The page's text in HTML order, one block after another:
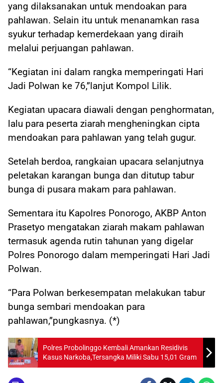
yang dilaksanakan untuk mendoakan para
pahlawan. Selain itu untuk menanamkan rasa
syukur terhadap kemerdekaan yang diraih
melalui perjuangan pahlawan.
“Kegiatan ini dalam rangka memperingati Hari
Jadi Polwan ke 76,”lanjut Kompol Lilik.
Kegiatan upacara diawali dengan penghormatan,
lalu para peserta ziarah mengheningkan cipta
mendoakan para pahlawan yang telah gugur.
Setelah berdoa, rangkaian upacara selanjutnya
peletakan karangan bunga dan ditutup tabur
bunga di pusara makam para pahlawan.
Sementara itu Kapolres Ponorogo, AKBP Anton
Prasetyo mengatakan ziarah makam pahlawan
termasuk agenda rutin tahunan yang digelar
Polres Ponorogo dalam memperingati Hari Jadi
Polwan.
“Para Polwan berkesempatan melakukan tabur
bunga sembari mendoakan para
pahlawan,”pungkasnya. (*)
Polres Probolinggo Kembali Amankan Residivis
Kasus Narkoba,Tersangka Miliki Sabu 15,01 Gram